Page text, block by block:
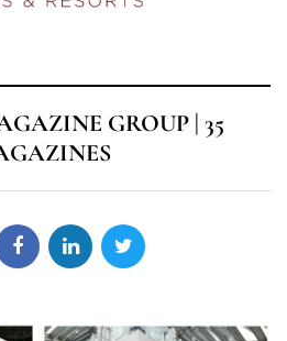
GROUP | 35